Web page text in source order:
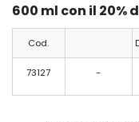
600 ml con il
Cod.
73127 -